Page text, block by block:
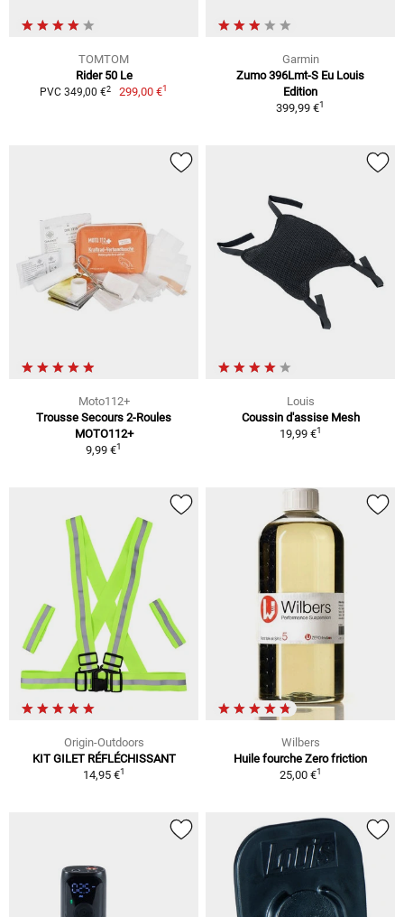
TOMTOM
Rider 50 Le
PVC 349,00 €2 299,00 €1
Garmin
Zumo 396Lmt-S Eu Louis
Edition
399,99 €1
Moto112+
Trousse Secours 2-Roules
MOTO112+
9,99 €1
Louis
Coussin d'assise Mesh
19,99 €1
Origin-Outdoors
KIT GILET RÉFLÉCHISSANT
14,95 €1
Wilbers
Huile fourche Zero friction
25,00 €1